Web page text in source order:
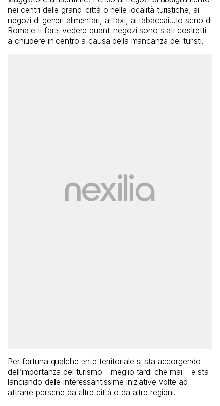
nei centri delle grandi città o nelle località turistiche, ai
negozi di generi alimentari, ai taxi, ai tabaccai…Io sono di
Roma e ti farei vedere quanti negozi sono stati costretti
a chiudere in centro a causa della mancanza dei turisti.
Per fortuna qualche ente territoriale si sta accorgendo
dell’importanza del turismo – meglio tardi che mai – e sta
lanciando delle interessantissime iniziative volte ad
attrarre persone da altre città o da altre regioni.